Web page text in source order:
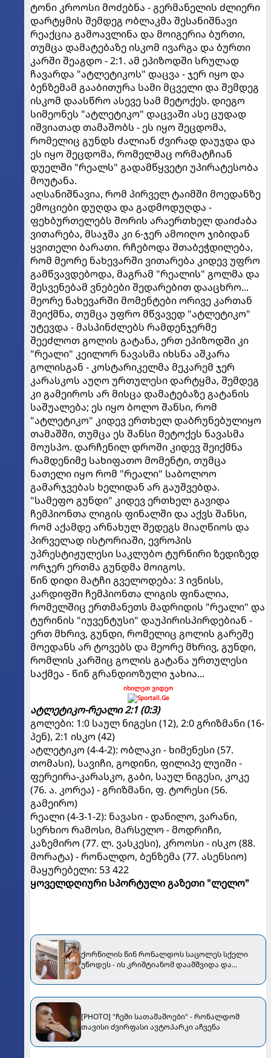
ტონი კროოსი მოძებნა - გერმანელის ძლიერი
დარტყმის შემდეგ ობლაკმა შესანიშნავი
რეაქცია გამოავლინა და მოიგერია ბურთი,
თუმცა დამატებაზე ისკომ ივარგა და ბურთი
კარში შეაგდო - 2:1. ამ ეპიზოდში სრულად
ჩავარდა "ატლეტიკოს" დაცვა - ჯერ იყო და
ბენზემამ გააბითურა სამი მცველი და შემდეგ
ისკომ დაასწრო ასევე სამ მეტოქეს. დიეგო
სიმეონეს "ატლეტიკო" დაცვაში ასე ცუდად
იშვიათად თამაშობს - ეს იყო შეცდომა,
რომელიც გუნდს ძალიან ძვირად დაუჯდა და
ეს იყო შეცდომა, რომელმაც ორმატჩიან
დუელში "რეალს" გადამწყვეტი უპირატესობა
მოუტანა.
აღსანიშნავია, რომ პირველ ტაიმში მოედანზე
ემოციები დუღდა და გადმოდუღდა -
ფეხბურთელებს შორის არაერთხელ დაიძაბა
ვითარება, მსაჯმა კი 6-ჯერ ამოიღო ჯიბიდან
ყვითელი ბარათი. რჩებოდა შთაბეჭდილება,
რომ მეორე ნახევარში ვითარება კიდევ უფრო
გამწვავდებოდა, მაგრამ "რეალის" გოლმა და
შესვენებამ ვნებები შედარებით დააცხრო...
მეორე ნახევარში მომენტები ორივე კართან
შეიქმნა, თუმცა უფრო მწვავედ "ატლეტიკო"
უტევდა - მასპინძლებს რამდენჯერმე
შეეძლოთ გოლის გატანა, ერთ ეპიზოდში კი
"რეალი" კეილორ ნავასმა იხსნა აშკარა
გოლისგან - კოსტარიკელმა მეკარემ ჯერ
კარასკოს აუღო ურთულესი დარტყმა, შემდეგ
კი გამეიროს არ მისცა დამატებაზე გატანის
საშუალება; ეს იყო ბოლო შანსი, რომ
"ატლეტიკო" კიდევ ერთხელ დაბრუნებულიყო
თამაშში, თუმცა ეს შანსი მეტოქეს ნავასმა
მოუსპო. დარჩენილ დროში კიდევ შეიქმნა
რამდენიმე სახიფათო მომენტი, თუმცა
ნათელი იყო რომ "რეალი" საბოლოო
გამარჯვებას ხელიდან არ გაუშვებდა.
"სამეფო გუნდი" კიდევ ერთხელ გავიდა
ჩემპიონთა ლიგის ფინალში და აქვს შანსი,
რომ აქამდე არნახულ შედეგს მიაღწიოს და
პირველად ისტორიაში, ევროპის
უპრესტიჟულესი საკლუბო ტურნირი ზედიზედ
ორჯერ ერთმა გუნდმა მოიგოს.
წინ დიდი მატჩი გველოდება: 3 ივნისს,
კარდიფში ჩემპიონთა ლიგის ფინალია,
რომელშიც ერთმანეთს მადრიდის "რეალი" და
ტურინის "იუვენტუსი" დაუპირისპირდებიან -
ერთ მხრივ, გუნდი, რომელიც გოლის გარეშე
მოედანს არ ტოვებს და მეორე მხრივ, გუნდი,
რომლის კარშიც გოლის გატანა ურთულესი
საქმეა - წინ გრანდიოზული ჯახია...
იხილეთ ვიდეო
ატლეტიკო-რეალი 2:1 (0:3)
გოლები: 1:0 საულ ნიგესი (12), 2:0 გრიზმანი (16-
პენ), 2:1 ისკო (42)
ატლეტიკო (4-4-2): ობლაკი - ხიმენესი (57.
თომასი), სავიჩი, გოდინი, ფილიპე ლუიში -
ფერეირა-კარასკო, გაბი, საულ ნიგესი, კოკე
(76. ა. კორეა) - გრიზმანი, ფ. ტორესი (56.
გამეირო)
რეალი (4-3-1-2): ნავასი - დანილო, ვარანი,
სერხიო რამოსი, მარსელო - მოდრიჩი,
კაზემირო (77. ლ. ვასკესი), კროოსი - ისკო (88.
მორატა) - რონალდო, ბენზემა (77. ასენსიო)
მაყურებელი: 53 422
ყოველდღიური სპორტული გაზეთი "ლელო"
ქორწილის წინ რონალდოს საცოლეს სქელი
უწოდეს - ის კრიშტიანომ დაამშვიდა და
[PHOTO] "ჩემი სათამაშოები" - რონალდომ
თავისი ძვირფასი ავტოპარკი აჩვენა